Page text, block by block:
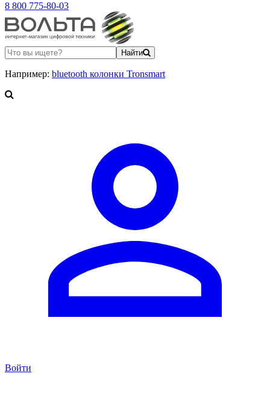
8 800 775-80-03
Найти
Например: bluetooth колонки Tronsmart
Войти